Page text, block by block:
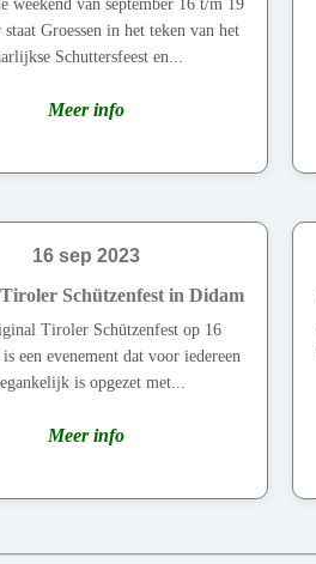
weekend van september 16 t/m 19
staat Groessen in het teken van het
Schuttersfeest en...
Meer info
16 sep 2023
Schützenfest in Didam
Tiroler Schützenfest op 16
is een evenement dat voor iedereen
is opgezet met...
Meer info